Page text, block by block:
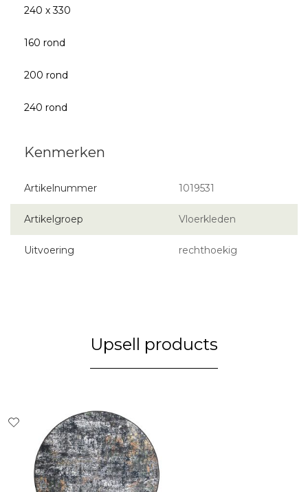
240 x 330
160 rond
200 rond
240 rond
Artikelnummer 1019531
Artikelgroep Vloerkleden
Uitvoering rechthoekig
Upsell products